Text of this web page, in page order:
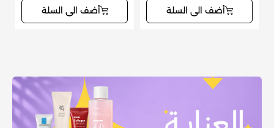
أضف الى السلة أضف الى السلة